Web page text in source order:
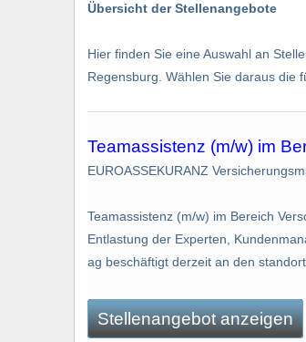
Übersicht der Stellenangebote
Hier finden Sie eine Auswahl an
Regensburg. Wählen Sie daraus die
Teamassistenz (m/w) im
EUROASSEKURANZ
Teamassistenz (m/w) im Bereich
Entlastung der Experten,
ag beschäftigt derzeit an den
Stellenangebot anzeigen